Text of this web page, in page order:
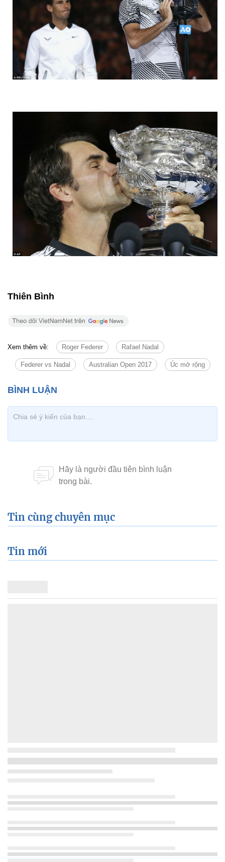
Thiên Bình
Xem thêm về: Roger Federer Rafael Nadal
Federer vs Nadal Australian Open 2017 Úc mở rộng
Tin cùng chuyên mục
Tin mới